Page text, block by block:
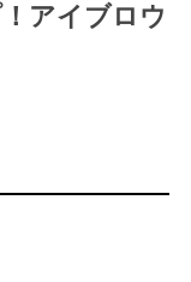
アイブロウ